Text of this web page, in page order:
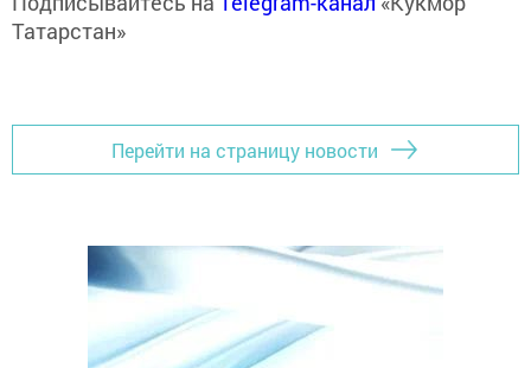
Татарстан»
Перейти на страницу новости